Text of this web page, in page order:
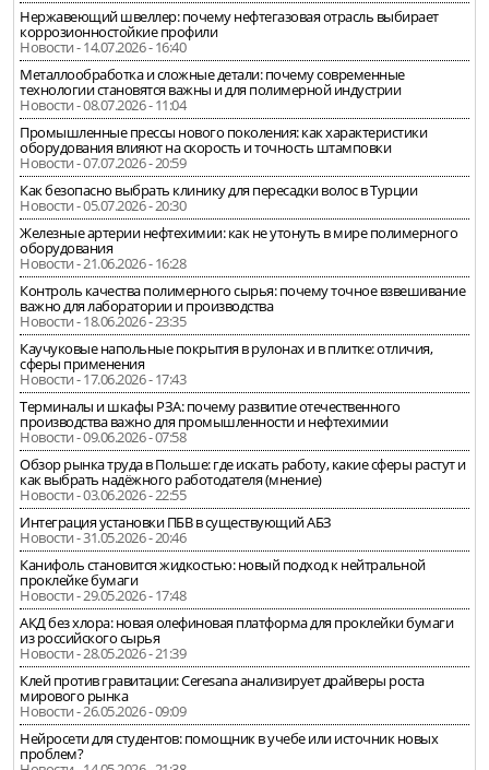
Нержавеющий швеллер: почему нефтегазовая отрасль выбирает
коррозионностойкие профили
Новости - 14.07.2026 - 16:40
Металлообработка и сложные детали: почему современные
технологии становятся важны и для полимерной индустрии
Новости - 08.07.2026 - 11:04
Промышленные прессы нового поколения: как характеристики
оборудования влияют на скорость и точность штамповки
Новости - 07.07.2026 - 20:59
Как безопасно выбрать клинику для пересадки волос в Турции
Новости - 05.07.2026 - 20:30
Железные артерии нефтехимии: как не утонуть в мире полимерного
оборудования
Новости - 21.06.2026 - 16:28
Контроль качества полимерного сырья: почему точное взвешивание
важно для лаборатории и производства
Новости - 18.06.2026 - 23:35
Каучуковые напольные покрытия в рулонах и в плитке: отличия,
сферы применения
Новости - 17.06.2026 - 17:43
Терминалы и шкафы РЗА: почему развитие отечественного
производства важно для промышленности и нефтехимии
Новости - 09.06.2026 - 07:58
Обзор рынка труда в Польше: где искать работу, какие сферы растут и
как выбрать надёжного работодателя (мнение)
Новости - 03.06.2026 - 22:55
Интеграция установки ПБВ в существующий АБЗ
Новости - 31.05.2026 - 20:46
Канифоль становится жидкостью: новый подход к нейтральной
проклейке бумаги
Новости - 29.05.2026 - 17:48
АКД без хлора: новая олефиновая платформа для проклейки бумаги
из российского сырья
Новости - 28.05.2026 - 21:39
Клей против гравитации: Ceresana анализирует драйверы роста
мирового рынка
Новости - 26.05.2026 - 09:09
Нейросети для студентов: помощник в учебе или источник новых
проблем?